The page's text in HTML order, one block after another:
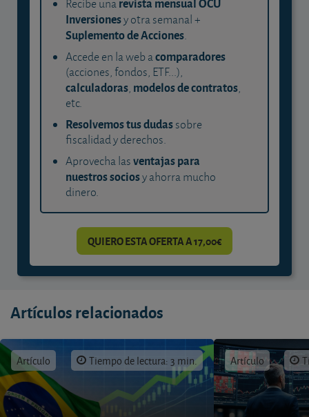
Recibe una
Inversionesy otra semanal +
Suplemento de Acciones.
Accede en la web acomparadores
(acciones, fondos, ETF...),
calculadoras, modelos de contratos,
etc.
Resolvemos tus dudassobre
fiscalidad y derechos.
Aprovecha lasventajas para
nuestros sociosy ahorra mucho
dinero.
QUIERO ESTA OFERTA A 17,00€
Artículos relacionados
Artículo Tiempo de lectura: 3 min. Artículo